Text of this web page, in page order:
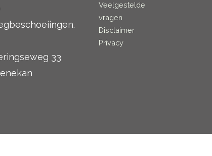
33
Veelgestelde
vragen
Disclaimer
Privacy